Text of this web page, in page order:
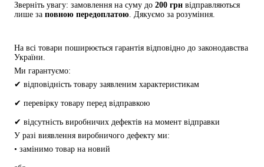
Зверніть увагу: замовлення на суму до 200 грн відправляються
лише за повною передоплатою. Дякуємо за розуміння.
На всі товари поширюється гарантія відповідно до законодавства
України.
Ми гарантуємо:
✔ відповідність товару заявленим характеристикам
✔ перевірку товару перед відправкою
✔ відсутність виробничих дефектів на момент відправки
У разі виявлення виробничого дефекту ми:
• замінимо товар на новий